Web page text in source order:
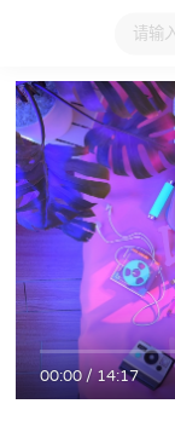
大家在看 日
00:00/14:17